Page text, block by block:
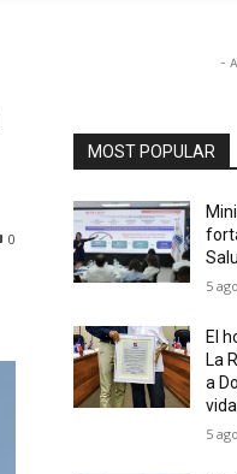
0
-
MOST POPULAR
5
El
La
a
5